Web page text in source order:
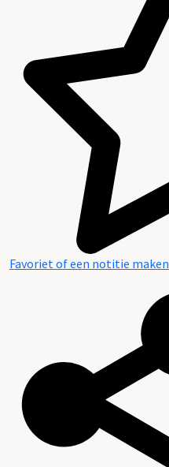
Favoriet of een notitie maken